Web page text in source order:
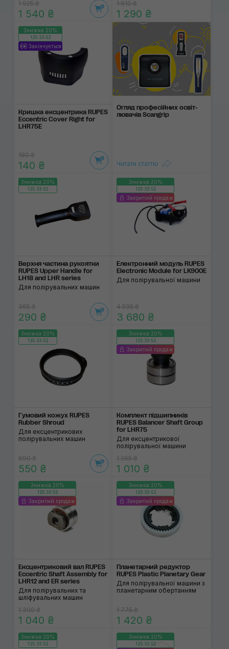
1 925 ₴
1 540 ₴
1 610 ₴
1 290 ₴
Знижка 20%
125:33:52
Закінчується
Кришка ексцентрика RUPES
Eccentric Cover Right for
LHR75E
180 ₴
140 ₴
Огляд професій­них освіт­
люва­чів Scangrip
Читати статтю
Знижка 20%
125:33:52
Верхня частина рукоятки
RUPES Upper Handle for
LH18 and LHR series
Для полірувальних машин
365 ₴
290 ₴
Знижка 20%
125:33:52
Закритий продаж
Електронний модуль RUPES
Electronic Module for LK900E
Для полірувальної машини
4 595 ₴
3 680 ₴
Знижка 20%
125:33:52
Гумовий кожух RUPES
Rubber Shroud
Для ексцентрикових
полірувальних машин
690 ₴
550 ₴
Знижка 20%
125:33:52
Закритий продаж
Комплект підшипників
RUPES Balancer Shaft Group
for LHR75
Для ексцентрикової
полірувальної машини
1 265 ₴
1 010 ₴
Знижка 20%
125:33:52
Закритий продаж
Ексцентриковий вал RUPES
Eccentric Shaft Assembly for
LHR12 and ER series
Для полірувальних та
шліфувальних машин
1 300 ₴
1 040 ₴
Знижка 20%
125:33:52
Закритий продаж
Планетарний редуктор
RUPES Plastic Planetary Gear
Для полірувальної машини з
планетарним обертанням
1 775 ₴
1 420 ₴
Знижка 20%
125:33:52
Знижка 20%
125:33:52